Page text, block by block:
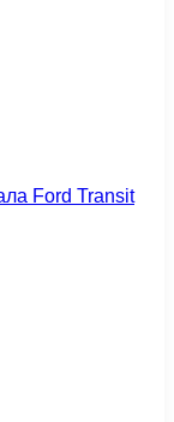
Ford Transit